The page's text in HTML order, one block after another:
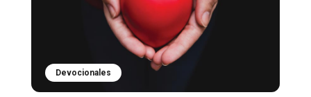
Devocionales